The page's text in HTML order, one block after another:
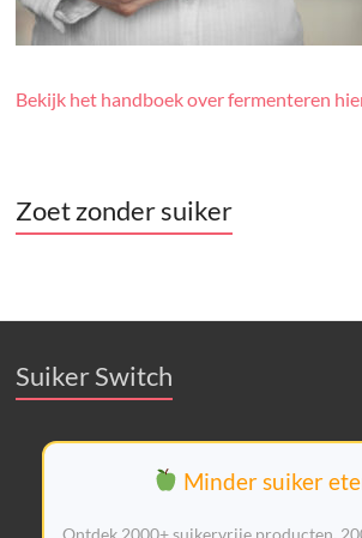
Bekijk het handboek over fermenteren
Zoet zonder suiker
Suiker Switch
Minder suiker
Ontdek 2000+ suikervrije producten,